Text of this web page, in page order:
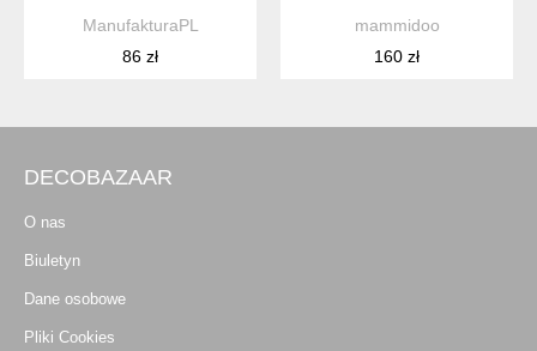
ManufakturaPL
86 zł
mammidoo
160 zł
DECOBAZAAR
O nas
Biuletyn
Dane osobowe
Pliki Cookies